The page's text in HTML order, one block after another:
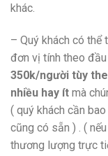
khác.
– Quý khách có thể
đơn vị tính theo
350k/người tùy
nhiều hay ít mà
( quý khách cần
cũng có sẵn ) . (
thương lượng trực